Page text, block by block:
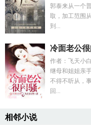
郭泰来从一个
取，加工范围
到...
冷面老公
作者：飞天小
继母和姐姐亲
不得不听从，
回...
相邻小说